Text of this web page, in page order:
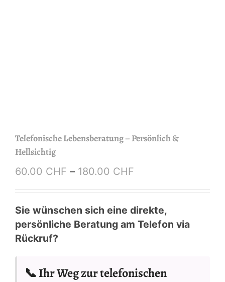
Telefonische Lebensberatung – Persönlich &
Hellsichtig
60.00 CHF – 180.00 CHF
60.00 CHF
180.00 CHF
Sie wünschen sich eine direkte,
persönliche Beratung am Telefon via
Rückruf?
📞 Ihr Weg zur telefonischen